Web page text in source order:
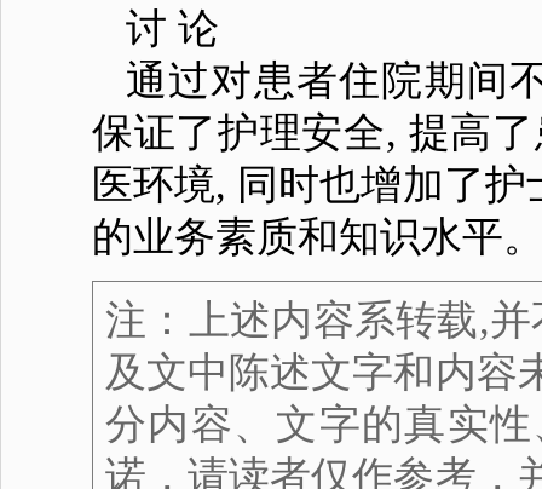
讨 论
通过对患者住院期间
保证了护理安全, 提高
医环境, 同时也增加了
的业务素质和知识水平
注：上述内容系转载,
及文中陈述文字和内容
分内容、文字的真实
诺，请读者仅作参考，